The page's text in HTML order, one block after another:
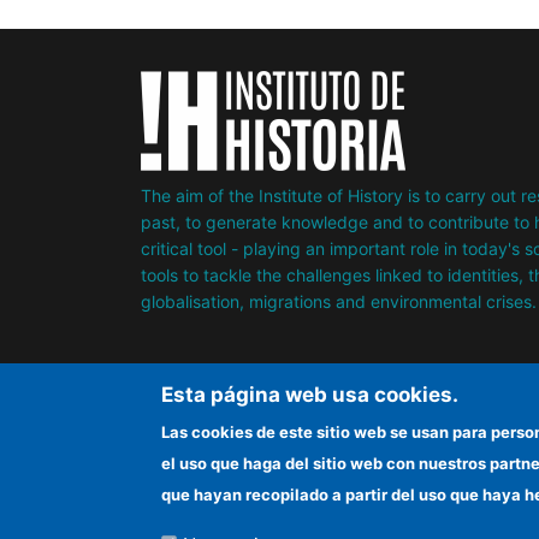
The aim of the Institute of History is to carry out
past, to generate knowledge and to contribute to
critical tool - playing an important role in today's
tools to tackle the challenges linked to identities,
globalisation, migrations and environmental crises.
Esta página web usa cookies.
Las cookies de este sitio web se usan para
el uso que haga del sitio web con nuestros
que hayan recopilado a partir del uso que haya